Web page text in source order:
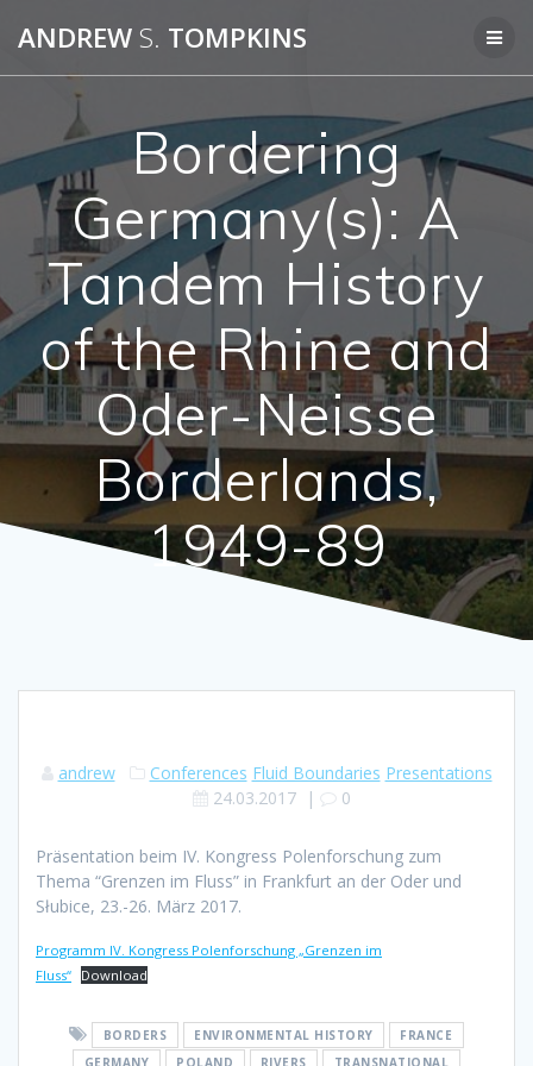
to
ANDREW S. TOMPKINS
Bordering
Germany(s): A
Tandem History
of the Rhine and
Oder-Neisse
Borderlands,
1949-89
andrew Conferences Fluid Boundaries Presentations
24.03.2017| 0
Präsentation beim IV. Kongress Polenforschung zum
Thema “Grenzen im Fluss” in Frankfurt an der Oder und
Słubice, 23.-26. März 2017.
Programm IV. Kongress Polenforschung „Grenzen im
Fluss“ Download
BORDERS ENVIRONMENTAL HISTORY
FRANCE
GERMANY
POLAND RIVERS TRANSNATIONAL